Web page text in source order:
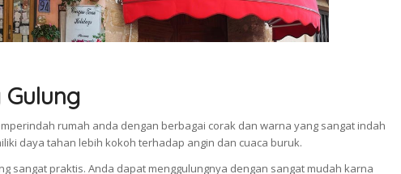
rumah anda dengan berbagai corak dan warna yang sangat indah
daya tahan lebih kokoh terhadap angin dan cuaca buruk.
sangat praktis. Anda dapat menggulungnya dengan sangat mudah karna